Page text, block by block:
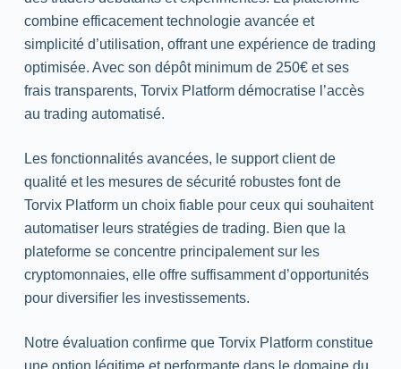
combine efficacement technologie avancée et
simplicité d’utilisation, offrant une expérience de trading
optimisée. Avec son dépôt minimum de 250€ et ses
frais transparents, Torvix Platform démocratise l’accès
au trading automatisé.
Les fonctionnalités avancées, le support client de
qualité et les mesures de sécurité robustes font de
Torvix Platform un choix fiable pour ceux qui souhaitent
automatiser leurs stratégies de trading. Bien que la
plateforme se concentre principalement sur les
cryptomonnaies, elle offre suffisamment d’opportunités
pour diversifier les investissements.
Notre évaluation confirme que Torvix Platform constitue
une option légitime et performante dans le domaine du